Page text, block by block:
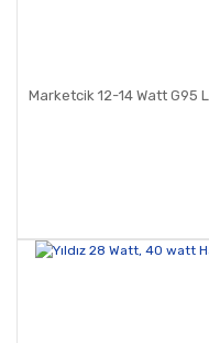
Marketcik 12-14 Watt G95